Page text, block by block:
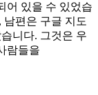
어 있을 수 있었습
편은 구글 지도
니다. 그것은 우
람들을